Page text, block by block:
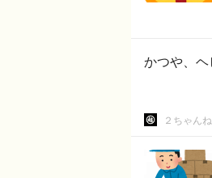
かつや、
２ちゃん